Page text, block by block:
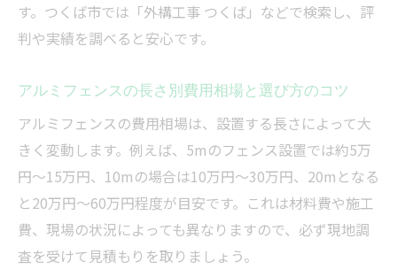
す。つくば市では「外構工事 つくば」などで検索し、評
判や実績を調べると安心です。
アルミフェンスの長さ別費用相場と選び方のコツ
アルミフェンスの費用相場は、設置する長さによって大
きく変動します。例えば、5mのフェンス設置では約5万
円～15万円、10mの場合は10万円～30万円、20mとなる
と20万円～60万円程度が目安です。これは材料費や施工
費、現場の状況によっても異なりますので、必ず現地調
査を受けて見積もりを取りましょう。